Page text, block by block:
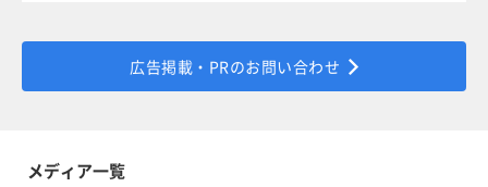
広告掲載・PRのお問い合わせ
メディア一覧